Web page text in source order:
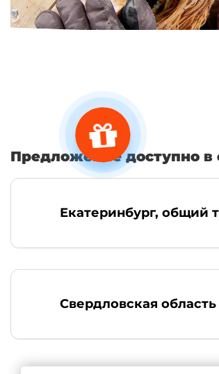
Предложение доступно
Екатеринбург, общий
Свердловская область